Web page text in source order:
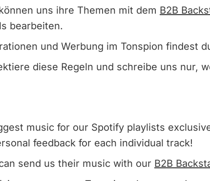
uns ihre Themen mit dem B2B
bearbeiten.
und Werbung im Tonspion findest
diese Regeln und schreibe uns nur,
music for our Spotify playlists
feedback for each individual track!
send us their music with our B2B